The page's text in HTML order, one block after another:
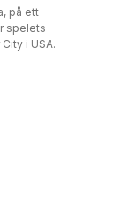
på ett
spelets
i USA.